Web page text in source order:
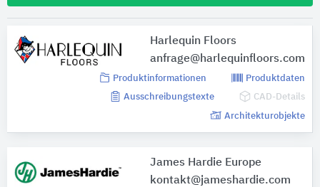
Harlequin Floors
anfrage@harlequinfloors.com
Produktinformationen Produktdaten
Ausschreibungstexte CAD-Details
Architekturobjekte
James Hardie Europe
kontakt@jameshardie.com